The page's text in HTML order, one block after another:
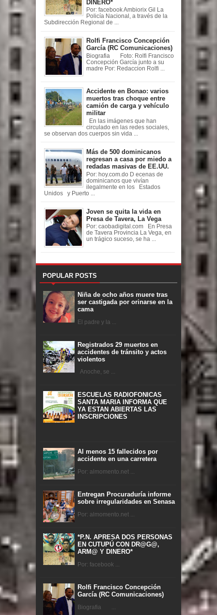
DINERO*
Por: facebook Ambiorix Gil La
Policía Nacional, a través de la
Subdirección Regional de ...
Rolfi Francisco Concepción
García (RC Comunicaciones)
Biografia Foto: Rolfi Francisco
Concepción García junto a su
madre Por: Redaccion Rolfi ...
Accidente en Bonao: varios
muertos tras choque entre
camión de carga y vehículo
militar
En las imágenes que han
circulado en las redes sociales,
se observan dos cuerpos sin vida ...
Más de 500 dominicanos
regresan a casa por miedo a
redadas masivas de EE.UU.
Por: hoy.com.do D ecenas de
dominicanos que vivían
ilegalmente en los Estados
Unidos y Puerto ...
Joven se quita la vida en
Presa de Tavera, La Vega
Por: caobadigital.com En Presa
de Tavera Provincia La Vega, en
un trágico suceso, se ha ...
POPULAR POSTS
Niña de ocho años muere tras
ser castigada por orinarse en la
cama
El padre y la ...
Registrados 29 muertos en
accidentes de tránsito y actos
violentos
Anoche, se ...
ESCUELAS RADIOFONICAS
SANTA MARIA INFORMA QUE
YA ESTAN ABIERTAS LAS
INSCRIPCIONES
Al menos 15 fallecidos por
accidente en una carretera
Por: almomento.net ...
Entregan Procuraduría informe
sobre irregularidades en Senasa
Por: almomento.net ...
*P.N. APRESA DOS PERSONAS
EN CUTUPÚ CON DR@G@,
ARM@ Y DINERO*
Por: facebook ...
Rolfi Francisco Concepción
García (RC Comunicaciones)
Biografia ...